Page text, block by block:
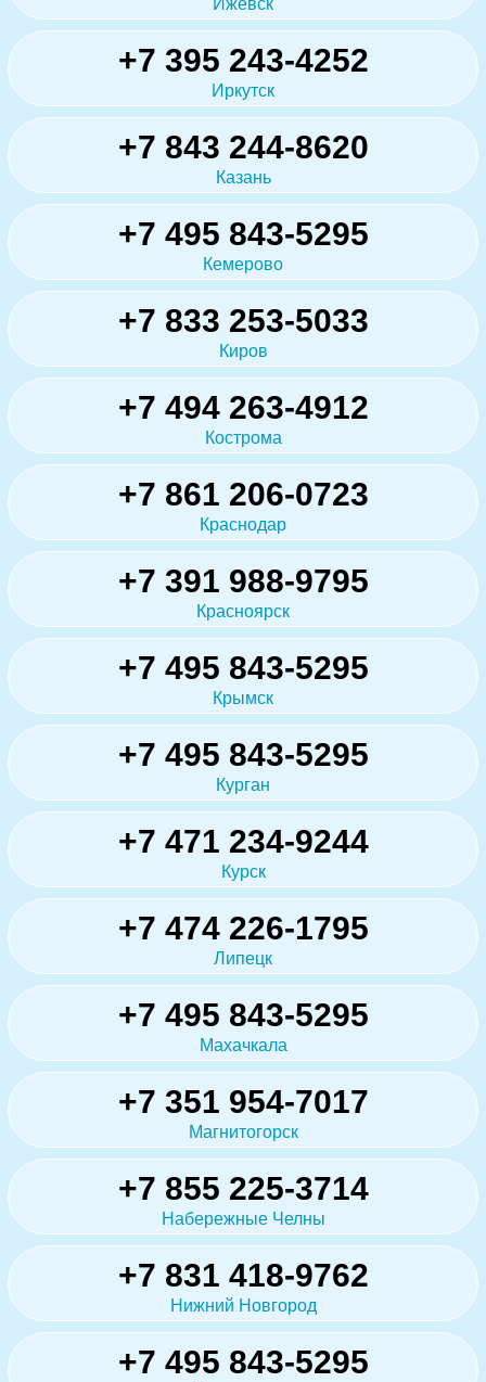
Ижевск
+7 395 243-4252
Иркутск
+7 843 244-8620
Казань
+7 495 843-5295
Кемерово
+7 833 253-5033
Киров
+7 494 263-4912
Кострома
+7 861 206-0723
Краснодар
+7 391 988-9795
Красноярск
+7 495 843-5295
Крымск
+7 495 843-5295
Курган
+7 471 234-9244
Курск
+7 474 226-1795
Липецк
+7 495 843-5295
Махачкала
+7 351 954-7017
Магнитогорск
+7 855 225-3714
Набережные Челны
+7 831 418-9762
Нижний Новгород
+7 495 843-5295